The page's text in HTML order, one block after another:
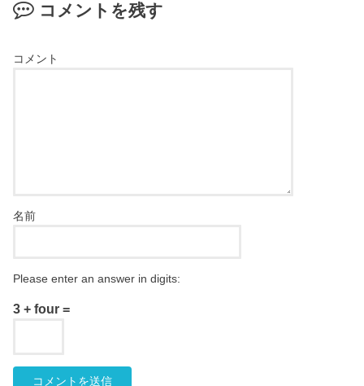
コメントを残す
コメント
名前
Please enter an answer in digits:
3 + four =